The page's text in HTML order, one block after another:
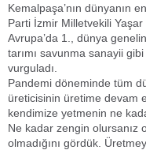
Kemalpaşa’nın dünyanın
Parti İzmir Milletvekili Yaşar
Avrupa’da 1., dünya
tarımı savunma sanayii
vurguladı.
Pandemi döneminde tüm
üreticisinin üretime devam
kendimize yetmenin ne
Ne kadar zengin olursanız
olmadığını gördük.